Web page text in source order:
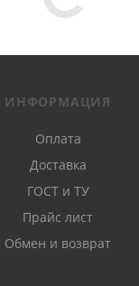
ИНФОРМАЦИЯ
Оплата
Доставка
ГОСТ и ТУ
Прайс лист
Обмен и возврат